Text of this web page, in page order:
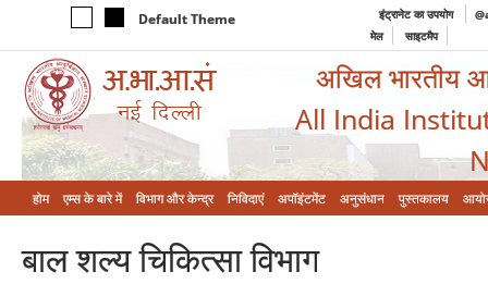
Default Theme इंट्रानेट का उपयोग
मेल
साइटमैप
अखिल भारतीय
All India
होम एम्‍स के बारे में विभाग और केन्‍द्र निविदाएं अपॉइंटमेंट अनुसंधान पुस्तकालय
बाल शल्‍य चिकित्‍सा विभाग